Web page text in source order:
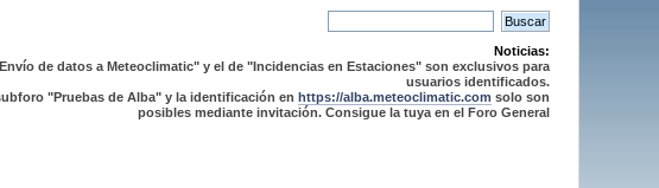
Noticias:
de datos a Meteoclimatic" y el de "Incidencias en Estaciones" son exclusivos para
usuarios identificados.
"Pruebas de Alba" y la identificación en https://alba.meteoclimatic.com solo son
posibles mediante invitación. Consigue la tuya en el Foro General